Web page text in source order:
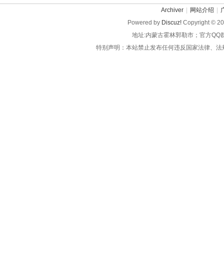
Archiver 网站介绍
Powered by Discuz! Copyright ©
地址:内蒙古霍林郭勒市；官方QQ
特别声明：本站禁止发布任何违反国家法律、